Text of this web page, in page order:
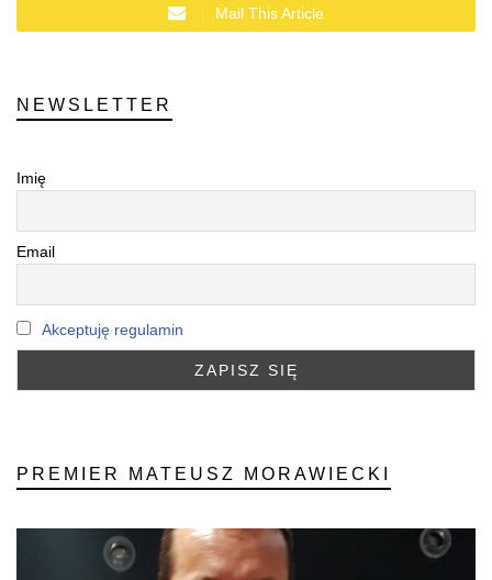
Mail This Article
NEWSLETTER
Imię
Email
Akceptuję regulamin
PREMIER MATEUSZ MORAWIECKI